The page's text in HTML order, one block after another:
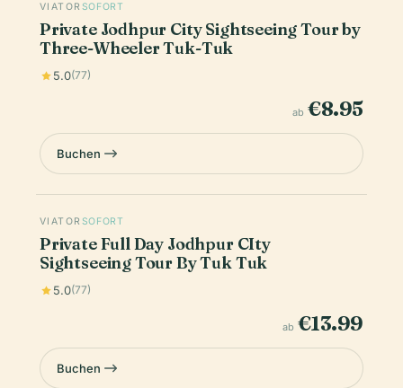
VIATOR SOFORT
Private Jodhpur City Sightseeing Tour by
Three-Wheeler Tuk-Tuk
5.0(77)
ab €8.95
Buchen
VIATOR SOFORT
Private Full Day Jodhpur CIty
Sightseeing Tour By Tuk Tuk
5.0(77)
ab €13.99
Buchen